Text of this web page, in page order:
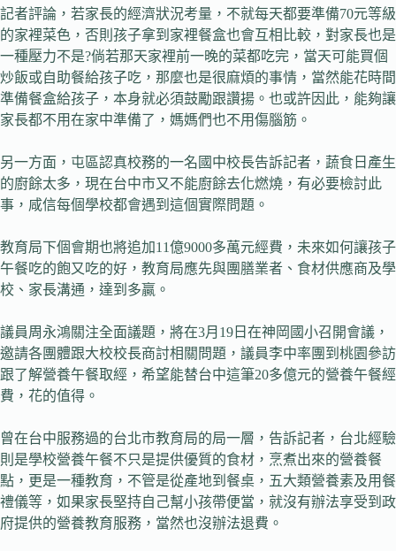
記者評論，若家長的經濟狀況考量，不就每天都要準備70元等級
的家裡菜色，否則孩子拿到家裡餐盒也會互相比較，對家長也是
一種壓力不是?倘若那天家裡前一晚的菜都吃完，當天可能買個
炒飯或自助餐給孩子吃，那麼也是很麻煩的事情，當然能花時間
準備餐盒給孩子，本身就必須鼓勵跟讚揚。也或許因此，能夠讓
家長都不用在家中準備了，媽媽們也不用傷腦筋。
另一方面，屯區認真校務的一名國中校長告訴記者，蔬食日產生
的廚餘太多，現在台中市又不能廚餘去化燃燒，有必要檢討此
事，咸信每個學校都會遇到這個實際問題。
教育局下個會期也將追加11億9000多萬元經費，未來如何讓孩子
午餐吃的飽又吃的好，教育局應先與團膳業者、食材供應商及學
校、家長溝通，達到多贏。
議員周永鴻關注全面議題，將在3月19日在神岡國小召開會議，
邀請各團體跟大校校長商討相關問題，議員李中率團到桃園參訪
跟了解營養午餐取經，希望能替台中這筆20多億元的營養午餐經
費，花的值得。
曾在台中服務過的台北市教育局的局一層，告訴記者，台北經驗
則是學校營養午餐不只是提供優質的食材，烹煮出來的營養餐
點，更是一種教育，不管是從產地到餐桌，五大類營養素及用餐
禮儀等，如果家長堅持自己幫小孩帶便當，就沒有辦法享受到政
府提供的營養教育服務，當然也沒辦法退費。